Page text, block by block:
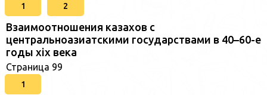
1 2
Взаимоотношения казахов с
центральноазиатскими государствами в 40–60-е
годы xix века
Страница 99
1